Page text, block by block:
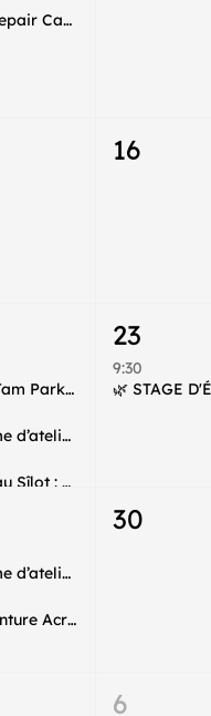
Journée Repair Café au Sîlot avec l'association l'Atelier du Lien !
16
Périgord Jam Parkour
Programme d’ateliers créatifs – Juillet & Août avec La Fabrik Onirique
Cette été au Sîlot : Ateliers d’initiation à la gravure
23
9:30
Programme d’ateliers créatifs – Juillet & Août avec La Fabrik Onirique
Atelier Peinture Acrylique avec Manon et la Fabrik Onirique !
30
6